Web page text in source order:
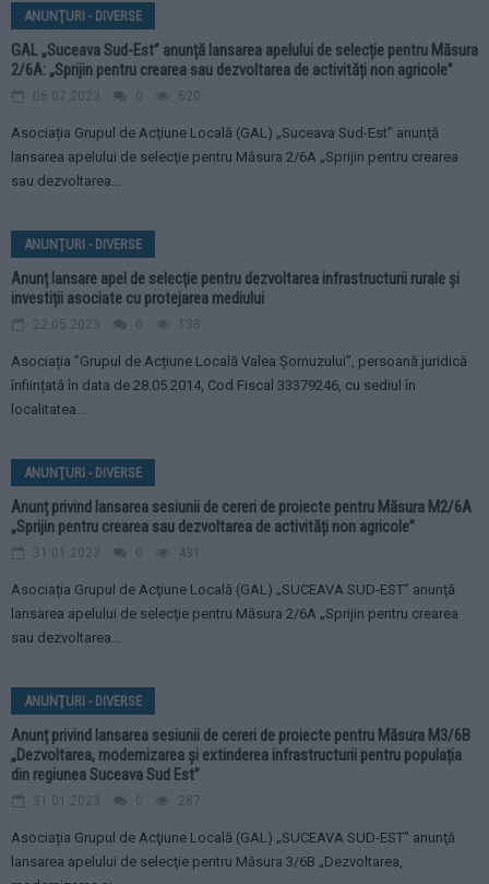
ANUNŢURI - DIVERSE
GAL „Suceava Sud-Est” anunță lansarea apelului de selecție pentru Măsura
2/6A: „Sprijin pentru crearea sau dezvoltarea de activități non agricole”
06.07.2023 0 620
Asociația Grupul de Acţiune Locală (GAL) „Suceava Sud-Est” anunţă
lansarea apelului de selecţie pentru Măsura 2/6A „Sprijin pentru crearea
sau dezvoltarea...
ANUNŢURI - DIVERSE
Anunț lansare apel de selecție pentru dezvoltarea infrastructurii rurale și
investiții asociate cu protejarea mediului
22.05.2023 0 138
Asociația ”Grupul de Acțiune Locală Valea Șomuzului”, persoană juridică
înființată în data de 28.05.2014, Cod Fiscal 33379246, cu sediul în
localitatea...
ANUNŢURI - DIVERSE
Anunț privind lansarea sesiunii de cereri de proiecte pentru Măsura M2/6A
„Sprijin pentru crearea sau dezvoltarea de activități non agricole”
31.01.2023 0 431
Asociația Grupul de Acţiune Locală (GAL) „SUCEAVA SUD-EST” anunţă
lansarea apelului de selecţie pentru Măsura 2/6A „Sprijin pentru crearea
sau dezvoltarea...
ANUNŢURI - DIVERSE
Anunț privind lansarea sesiunii de cereri de proiecte pentru Măsura M3/6B
„Dezvoltarea, modernizarea și extinderea infrastructurii pentru populația
din regiunea Suceava Sud Est”
31.01.2023 0 287
Asociația Grupul de Acţiune Locală (GAL) „SUCEAVA SUD-EST” anunţă
lansarea apelului de selecţie pentru Măsura 3/6B „Dezvoltarea,